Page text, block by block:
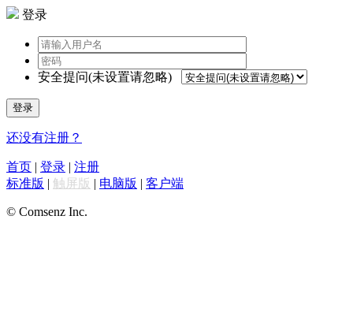
登录
安全提问(未设置请忽略)
登录
还没有注册？
首页 | 登录 | 注册
标准版 | 触屏版 | 电脑版 | 客户端
© Comsenz Inc.